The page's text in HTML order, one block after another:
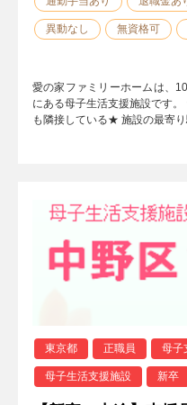
異動なし 無資格可
愛の家ファミリーホームは、
にある母子生活支援施設です
も隣接している★ 施設の最寄り
東京都 正職員 母子
母子生活支援施設 新卒